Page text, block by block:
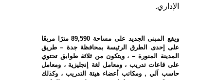
الإداري.
ويقع المبنى الجديد على مساحة 89,590 مترًا مربعًا
على إحدى الطرق الرئيسة بمحافظة جدة – طريق
المدينة المنورة – ، ويتكون من ثلاثة طوابق تحتوي
على قاعات تدريب ، ومعامل لغة إنجليزية ، ومعامل
حاسب آلي , ومكاتب أعضاء هيئة التدريب ، وكذلك